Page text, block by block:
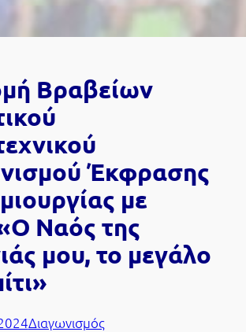
Βραβείων
Έκφρασης
με
Ναός της
μου, το μεγάλο
Διαγωνισμός